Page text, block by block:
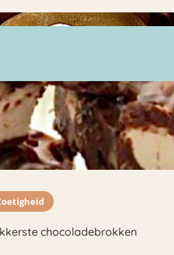
chocoladebrokken